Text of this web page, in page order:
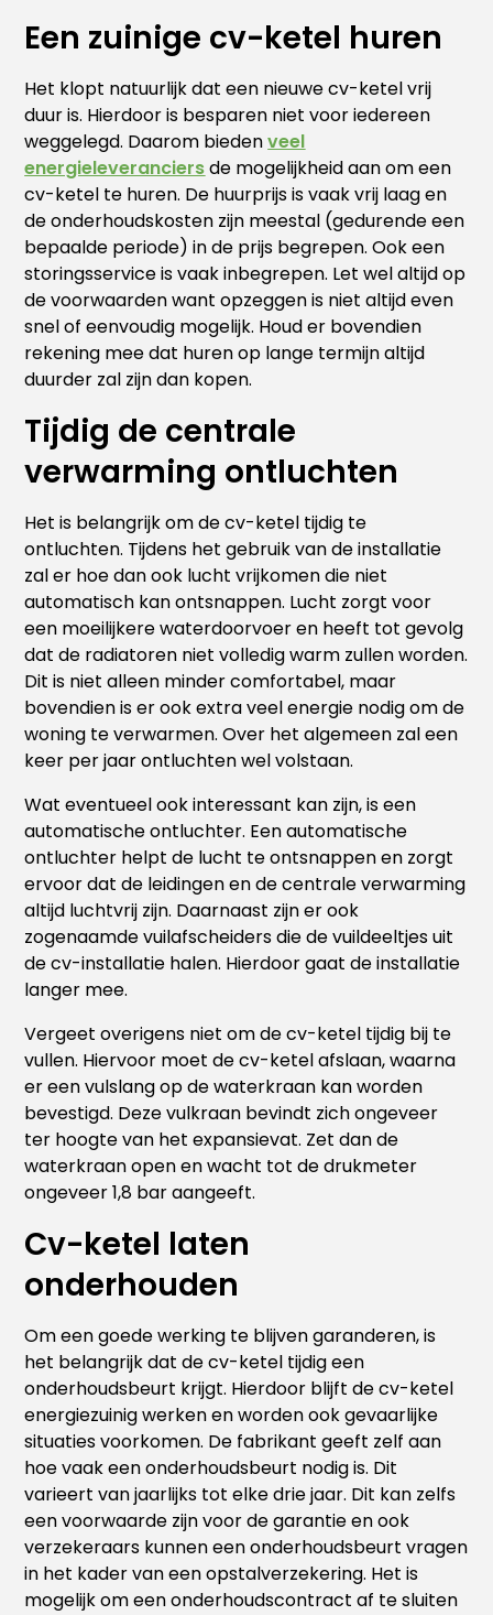
Een zuinige cv-ketel huren
Het klopt natuurlijk dat een nieuwe cv-ketel vrij
duur is. Hierdoor is besparen niet voor iedereen
weggelegd. Daarom biedenveel
energieleveranciersde mogelijkheid aan om een
cv-ketel te huren. De huurprijs is vaak vrij laag en
de onderhoudskosten zijn meestal (gedurende een
bepaalde periode) in de prijs begrepen. Ook een
storingsservice is vaak inbegrepen. Let wel altijd op
de voorwaarden want opzeggen is niet altijd even
snel of eenvoudig mogelijk. Houd er bovendien
rekening mee dat huren op lange termijn altijd
duurder zal zijn dan kopen.
Tijdig de centrale
verwarming ontluchten
Het is belangrijk om de cv-ketel tijdig te
ontluchten. Tijdens het gebruik van de installatie
zal er hoe dan ook lucht vrijkomen die niet
automatisch kan ontsnappen. Lucht zorgt voor
een moeilijkere waterdoorvoer en heeft tot gevolg
dat de radiatoren niet volledig warm zullen worden.
Dit is niet alleen minder comfortabel, maar
bovendien is er ook extra veel energie nodig om de
woning te verwarmen. Over het algemeen zal een
keer per jaar ontluchten wel volstaan.
Wat eventueel ook interessant kan zijn, is een
automatische ontluchter. Een automatische
ontluchter helpt de lucht te ontsnappen en zorgt
ervoor dat de leidingen en de centrale verwarming
altijd luchtvrij zijn. Daarnaast zijn er ook
zogenaamde vuilafscheiders die de vuildeeltjes uit
de cv-installatie halen. Hierdoor gaat de installatie
langer mee.
Vergeet overigens niet om de cv-ketel tijdig bij te
vullen. Hiervoor moet de cv-ketel afslaan, waarna
er een vulslang op de waterkraan kan worden
bevestigd. Deze vulkraan bevindt zich ongeveer
ter hoogte van het expansievat. Zet dan de
waterkraan open en wacht tot de drukmeter
ongeveer 1,8 bar aangeeft.
Cv-ketel laten
onderhouden
Om een goede werking te blijven garanderen, is
het belangrijk dat de cv-ketel tijdig een
onderhoudsbeurt krijgt. Hierdoor blijft de cv-ketel
energiezuinig werken en worden ook gevaarlijke
situaties voorkomen. De fabrikant geeft zelf aan
hoe vaak een onderhoudsbeurt nodig is. Dit
varieert van jaarlijks tot elke drie jaar. Dit kan zelfs
een voorwaarde zijn voor de garantie en ook
verzekeraars kunnen een onderhoudsbeurt vragen
in het kader van een opstalverzekering. Het is
mogelijk om een onderhoudscontract af te sluiten